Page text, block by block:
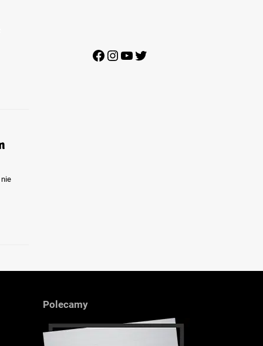
Facebook
Instagram
YouTube
Twitter
Polecamy